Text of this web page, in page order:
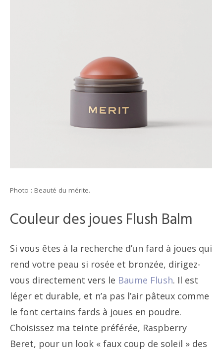
Photo : Beauté du mérite.
Couleur des joues Flush Balm
Si vous êtes à la recherche d’un fard à joues qui
rend votre peau si rosée et bronzée, dirigez-
vous directement vers le Baume Flush. Il est
léger et durable, et n’a pas l’air pâteux comme
le font certains fards à joues en poudre.
Choisissez ma teinte préférée, Raspberry
Beret, pour un look « faux coup de soleil » des